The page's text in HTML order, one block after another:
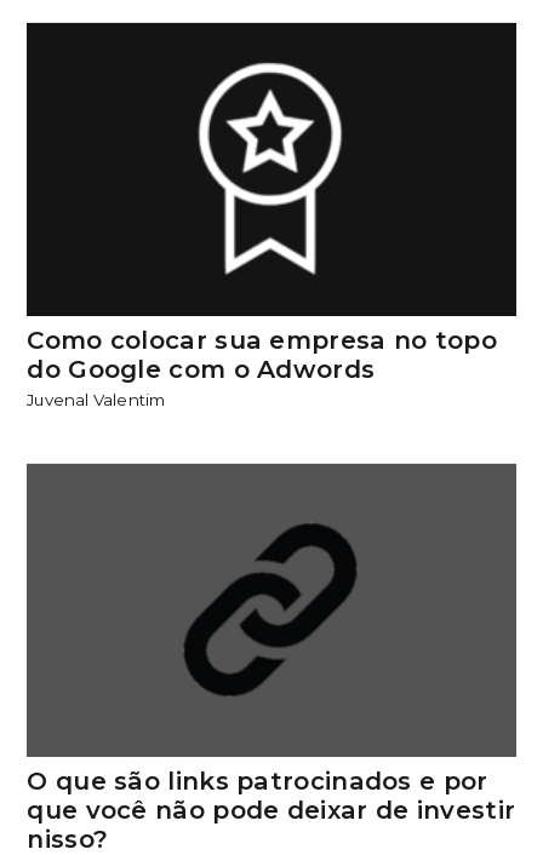
Como colocar sua empresa no topo
do Google com o Adwords
Juvenal Valentim
O que são links patrocinados e por
que você não pode deixar de investir
nisso?